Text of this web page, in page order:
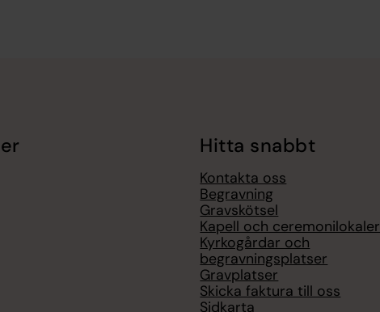
Hitta snabbt
Kontakta oss
Begravning
Gravskötsel
Kapell och ceremonilokaler
Kyrkogårdar och
begravningsplatser
Gravplatser
Skicka faktura till oss
Sidkarta